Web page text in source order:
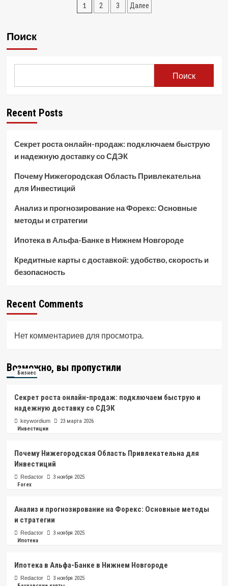
Популярные
СтратегииПагинация
1 2 3 Далее
Поиск
Поиск
Recent Posts
Секрет роста онлайн-продаж: подключаем быструю
и надежную доставку со СДЭК
Почему Нижегородская Область Привлекательна
для Инвестиций
Анализ и прогнозирование на Форекс: Основные
методы и стратегии
Ипотека в Альфа-Банке в Нижнем Новгороде
Кредитные карты с доставкой: удобство, скорость и
безопасность
Recent Comments
Нет комментариев для просмотра.
Возможно, вы пропустили
Бизнес
Секрет роста онлайн-продаж: подключаем быструю и
надежную доставку со СДЭК
keywordium
23 марта 2026
Инвестиции
Почему Нижегородская Область Привлекательна для
Инвестиций
Redactor
3 ноября 2025
Forex
Анализ и прогнозирование на Форекс: Основные методы
и стратегии
Redactor
3 ноября 2025
Ипотека
Ипотека в Альфа-Банке в Нижнем Новгороде
Redactor
3 ноября 2025